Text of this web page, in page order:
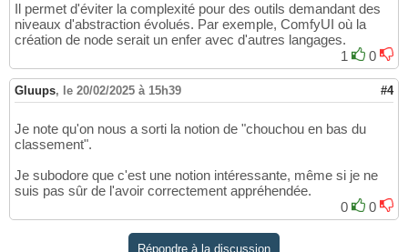
Il permet d'éviter la complexité pour des outils demandant des
niveaux d'abstraction évolués. Par exemple, ComfyUI où la
création de node serait un enfer avec d'autres langages.
1
0
Gluups, le 20/02/2025 à 15h39 #4
Je note qu'on nous a sorti la notion de "chouchou en bas du
classement".
Je subodore que c'est une notion intéressante, même si je ne
suis pas sûr de l'avoir correctement appréhendée.
0
0
Répondre à la discussion